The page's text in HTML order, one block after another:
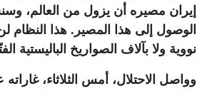
إيران مصيره أن يزول من العالم،
الوصول إلى هذا المصير. هذا النظام لن
نووية ولا بآلاف الصواريخ الباليستية
وواصل الاحتلال، أمس الثلاثاء،